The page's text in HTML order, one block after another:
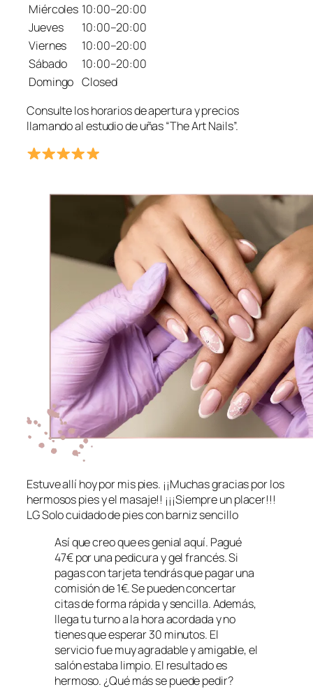
Miércoles 10:00–20:00
Jueves
10:00–20:00
Viernes
10:00–20:00
Sábado
10:00–20:00
Domingo Closed
Consulte los horarios de apertura y precios
llamando al estudio de uñas “The Art Nails”.
Estuve allí hoy por mis pies. ¡¡Muchas gracias por los
hermosos pies y el masaje!! ¡¡¡Siempre un placer!!!
LG Solo cuidado de pies con barniz sencillo
Así que creo que es genial aquí. Pagué
47€ por una pedicura y gel francés. Si
pagas con tarjeta tendrás que pagar una
comisión de 1€. Se pueden concertar
citas de forma rápida y sencilla. Además,
llega tu turno a la hora acordada y no
tienes que esperar 30 minutos. El
servicio fue muy agradable y amigable, el
salón estaba limpio. El resultado es
hermoso. ¿Qué más se puede pedir?